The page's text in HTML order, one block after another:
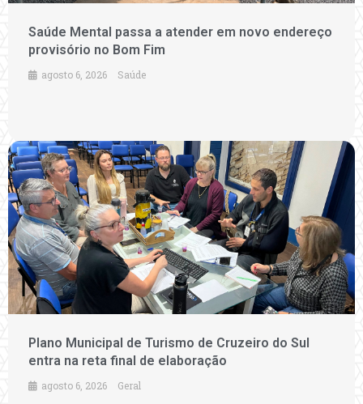
Saúde Mental passa a atender em novo endereço
provisório no Bom Fim
agosto 6, 2026 Saúde
Plano Municipal de Turismo de Cruzeiro do Sul
entra na reta final de elaboração
agosto 6, 2026 Geral